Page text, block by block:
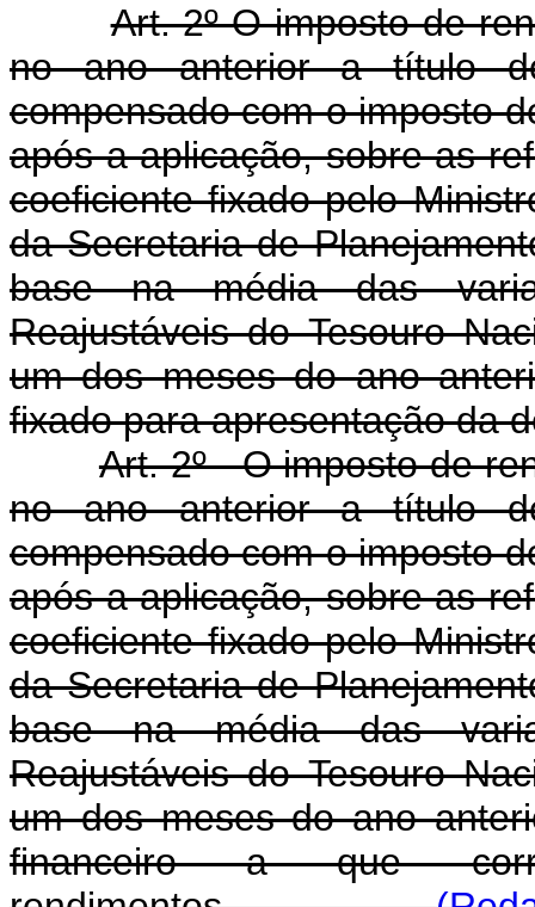
Art. 2º O imposto de
no ano anterior a título
compensado com o imposto
após a aplicação, sobre as
coeficiente fixado pelo
da Secretaria de
base na média das
Reajustáveis do Tesouro
um dos meses do ano
fixado para apresentação da
Art. 2º - O imposto de
no ano anterior a título
compensado com o imposto
após a aplicação, sobre as
coeficiente fixado pelo
da Secretaria de
base na média das
Reajustáveis do Tesouro
um dos meses do ano
financeiro a que